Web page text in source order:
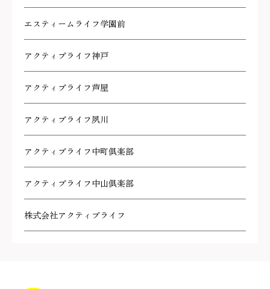
エスティームライフ学園前
アクティブライフ神戸
アクティブライフ芦屋
アクティブライフ夙川
アクティブライフ中町倶楽部
アクティブライフ中山倶楽部
株式会社アクティブライフ